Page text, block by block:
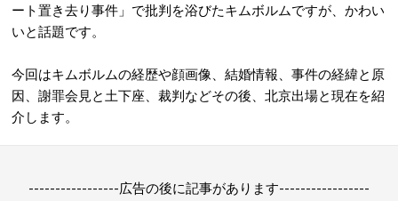
ート置き去り事件」で批判を浴びたキムボルムですが、かわい
いと話題です。
今回はキムボルムの経歴や顔画像、結婚情報、事件の経緯と原
因、謝罪会見と土下座、裁判などその後、北京出場と現在を紹
介します。
-----------------広告の後に記事があります-----------------